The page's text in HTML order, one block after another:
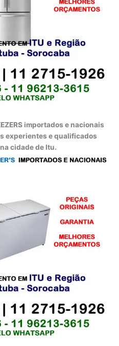
importados e nacionais
experientes e qualificados
cidade de Itu.